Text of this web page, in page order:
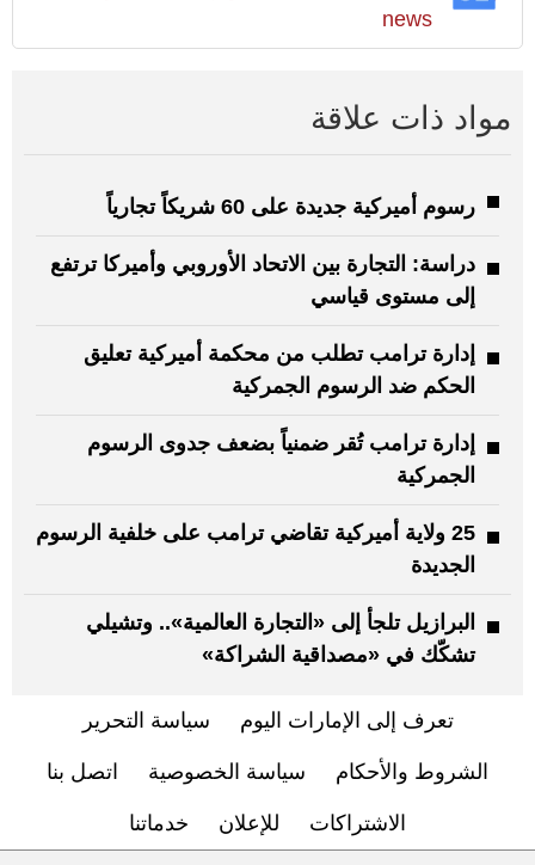
news
مواد ذات علاقة
رسوم أميركية جديدة على 60 شريكاً تجارياً
دراسة: التجارة بين الاتحاد الأوروبي وأميركا ترتفع
إلى مستوى قياسي
إدارة ترامب تطلب من محكمة أميركية تعليق
الحكم ضد الرسوم الجمركية
إدارة ترامب تُقر ضمنياً بضعف جدوى الرسوم
الجمركية
25 ولاية أميركية تقاضي ترامب على خلفية الرسوم
الجديدة
البرازيل تلجأ إلى «التجارة العالمية».. وتشيلي
تشكّك في «مصداقية الشراكة»
تعرف إلى الإمارات اليوم سياسة التحرير
الشروط والأحكام سياسة الخصوصية اتصل بنا
الاشتراكات للإعلان خدماتنا